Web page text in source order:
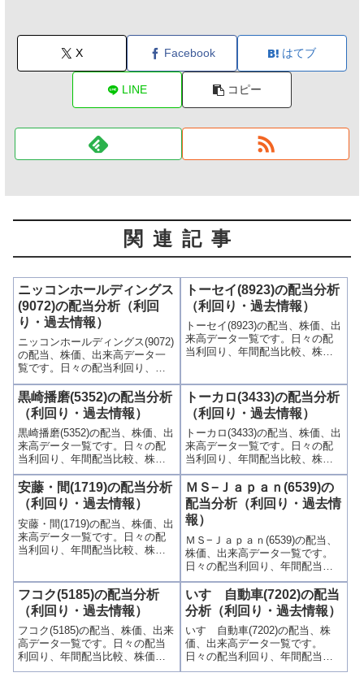
X Facebook はてブ
LINE コピー
関連記事
ニッコンホールディングス
(9072)の配当分析（利回
り・過去情報）
ニッコンホールディングス(9072)
の配当、株価、出来高データ一
覧です。日々の配当利回り、年
間配当比較、株価や出来高との
関連、高額配当目的の買い時チ
ャンスなど、表とグラフでわか
りやすく掲載、配当利回りラン
キングも参考に！
トーセイ(8923)の配当分析
（利回り・過去情報）
トーセイ(8923)の配当、株価、出
来高データ一覧です。日々の配
当利回り、年間配当比較、株価
グラフでわかりやすく掲載、配
当利回りランキングも参考に！
黒崎播磨(5352)の配当分析
（利回り・過去情報）
黒崎播磨(5352)の配当、株価、出
来高データ一覧です。日々の配
当利回り、年間配当比較、株価
や出来高との関連、高額配当目
的の買い時チャンスなど、表と
グラフでわかりやすく掲載、配
当利回りランキングも参考に！
トーカロ(3433)の配当分析
（利回り・過去情報）
トーカロ(3433)の配当、株価、出
来高データ一覧です。日々の配
当利回り、年間配当比較、株価
や出来高との関連、高額配当目
的の買い時チャンスなど、表と
グラフでわかりやすく掲載、配
当利回りランキングも参考に！
安藤・間(1719)の配当分析
（利回り・過去情報）
安藤・間(1719)の配当、株価、出
来高データ一覧です。日々の配
当利回り、年間配当比較、株価
グラフでわかりやすく掲載、配
当利回りランキングも参考に！
ＭＳ−Ｊａｐａｎ(6539)の
配当分析（利回り・過去情
報）
ＭＳ−Ｊａｐａｎ(6539)の配当、
株価、出来高データ一覧です。
日々の配当利回り、年間配当比
較、株価や出来高との関連、高
額配当目的の買い時チャンスな
ど、表とグラフでわかりやすく
掲載、配当利回りランキングも
参考に！
フコク(5185)の配当分析
（利回り・過去情報）
フコク(5185)の配当、株価、出来
高データ一覧です。日々の配当
利回り、年間配当比較、株価や
出来高との関連、高額配当目的
いすゞ自動車(7202)の配当
分析（利回り・過去情報）
いすゞ自動車(7202)の配当、株
価、出来高データ一覧です。
日々の配当利回り、年間配当比
較、株価や出来高との関連、高